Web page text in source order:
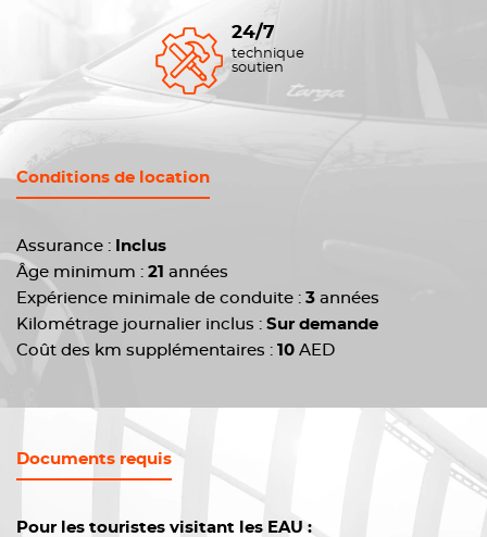
24/7
technique
soutien
Conditions de location
Assurance :
Inclus
Âge minimum : 21 années
Expérience minimale de conduite : 3 années
Kilométrage journalier inclus : Sur demande
Coût des km supplémentaires : 10 AED
Documents requis
Pour les touristes visitant les EAU :